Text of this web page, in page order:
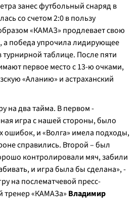
занес футбольный снаряд в
со счетом 2:0 в пользу
«КАМАЗ» продлевает свою
а победа упрочила лидирующее
таблице. После пяти
первое место с 13-ю очками,
«Аланию» и астраханский
на два тайма. В первом -
игра с нашей стороны, было
ошибок, и «Волга» имела подходы,
справились. Второй – был
контролировали мяч, забили
и игра была бы сделана», -
на послематчевой пресс-
тренер «КАМАЗа» Владимир